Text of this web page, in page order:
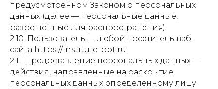
предусмотренном Законом о персональных
данных (далее — персональные данные,
разрешенные для распространения).
2.10. Пользователь — любой посетитель веб-
сайта https://institute-ppt.ru.
2.11. Предоставление персональных данных —
действия, направленные на раскрытие
персональных данных определенному лицу